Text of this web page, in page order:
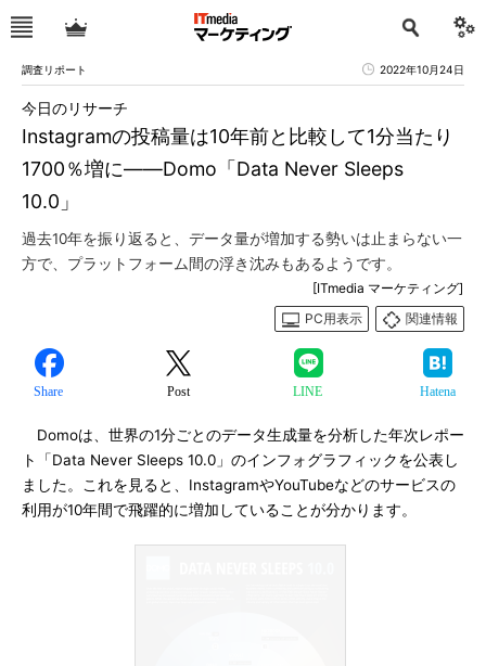
調査リポート 2022年10月24日
Instagramの投稿量は10年前と比較して1分当たり
1700％増に――Domo「Data Never Sleeps
10.0」
今日のリサーチ
過去10年を振り返ると、データ量が増加する勢いは止まらない一
方で、プラットフォーム間の浮き沈みもあるようです。
[ITmedia マーケティング]
PC用表示
関連情報
Share Post LINE Hatena
Domoは、世界の1分ごとのデータ生成量を分析した年次レポー
ト「Data Never Sleeps 10.0」のインフォグラフィックを公表し
ました。これを見ると、InstagramやYouTubeなどのサービスの
利用が10年間で飛躍的に増加していることが分かります。